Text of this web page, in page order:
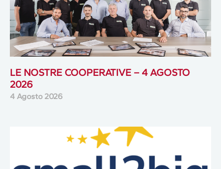
LE NOSTRE COOPERATIVE – 4 AGOSTO
2026
4 Agosto 2026